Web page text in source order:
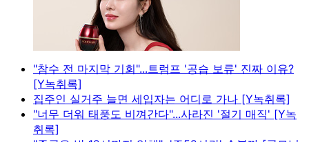
"참수 전 마지막 기회"...트럼프 '공습 보류' 진짜 이유?
[Y녹취록]
집주인 실거주 늘면 세입자는 어디로 가나 [Y녹취록]
"너무 더워 태풍도 비껴간다"...사라진 '절기 매직' [Y녹
취록]